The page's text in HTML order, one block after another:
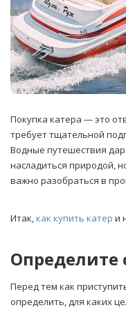
Покупка катера — это
требует тщательной
Водные путешествия
насладиться природой,
важно разобраться в
Итак,как купить катер и
Определите
Перед тем как
определить, для каких